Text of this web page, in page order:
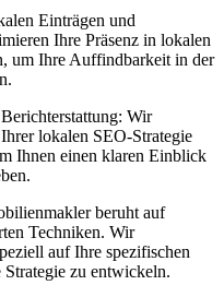
Einträgen und
Ihre Präsenz in lokalen
um Ihre Auffindbarkeit in der
Wir
lokalen SEO-Strategie
Ihnen einen klaren Einblick
beruht auf
Techniken. Wir
auf Ihre spezifischen
zu entwickeln.